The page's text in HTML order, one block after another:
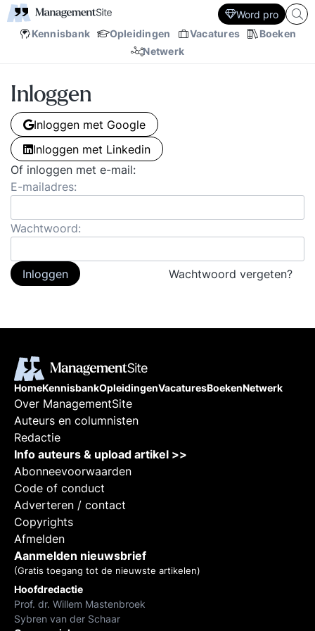
Kennisbank Opleidingen Vacatures
Boeken
Netwerk
Word pro
Inloggen
Inloggen met Google
Inloggen met Linkedin
Of inloggen met e-mail:
E-mailadres:
Wachtwoord:
Inloggen Wachtwoord vergeten?
HomeKennisbankOpleidingenVacaturesBoekenNetwerk
Over ManagementSite
Auteurs en columnisten
Redactie
Info auteurs & upload artikel >>
Abonneevoorwaarden
Code of conduct
Adverteren / contact
Copyrights
Afmelden
Aanmelden nieuwsbrief
(Gratis toegang tot de nieuwste artikelen)
Hoofdredactie
Prof. dr. Willem Mastenbroek
Sybren van der Schaar